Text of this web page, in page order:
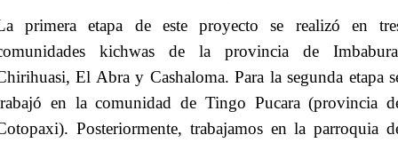
primera etapa de este proyecto se realizó en
kichwas de la provincia de
El Abra y Cashaloma. Para la segunda etapa
en la comunidad de Tingo Pucara (provincia
Posteriormente, trabajamos en la parroquia